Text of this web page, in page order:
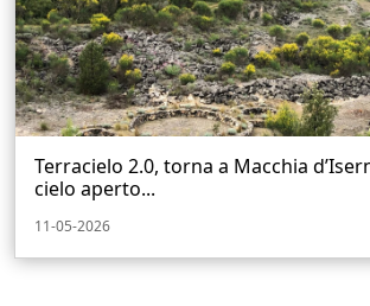
Terracielo 2.0, torna a Macchia
cielo aperto...
11-05-2026